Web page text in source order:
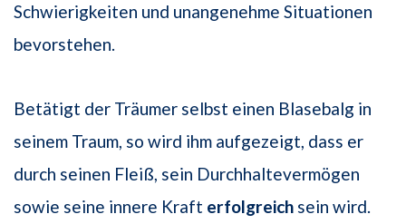
Schwierigkeiten und unangenehme Situationen
bevorstehen.
Betätigt der Träumer selbst einen Blasebalg in
seinem Traum, so wird ihm aufgezeigt, dass er
durch seinen Fleiß, sein Durchhaltevermögen
sowie seine innere Kraft erfolgreich sein wird.